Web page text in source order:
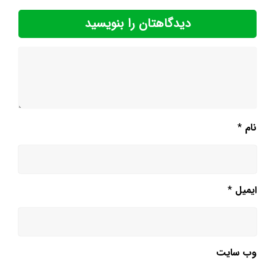
دیدگاهتان را بنویسید
نام *
ایمیل *
وب‌ سایت